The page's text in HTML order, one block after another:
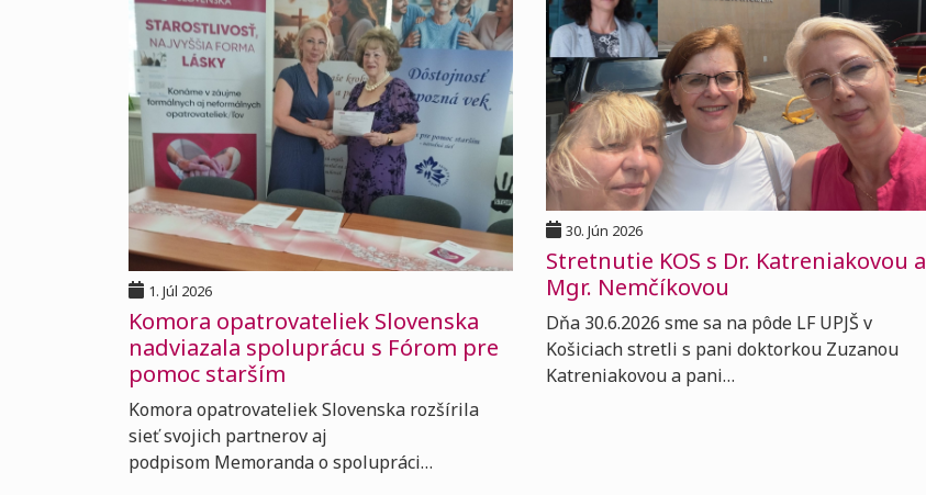
1. Júl 2026
Komora opatrovateliek Slovenska
nadviazala spoluprácu s Fórom pre
pomoc starším
Komora opatrovateliek Slovenska rozšírila
sieť svojich partnerov aj
podpisom Memoranda o spolupráci…
30. Jún 2026
Stretnutie KOS s Dr. Katreniakovou a
Mgr. Nemčíkovou
Dňa 30.6.2026 sme sa na pôde LF UPJŠ v
Košiciach stretli s pani doktorkou Zuzanou
Katreniakovou a pani…